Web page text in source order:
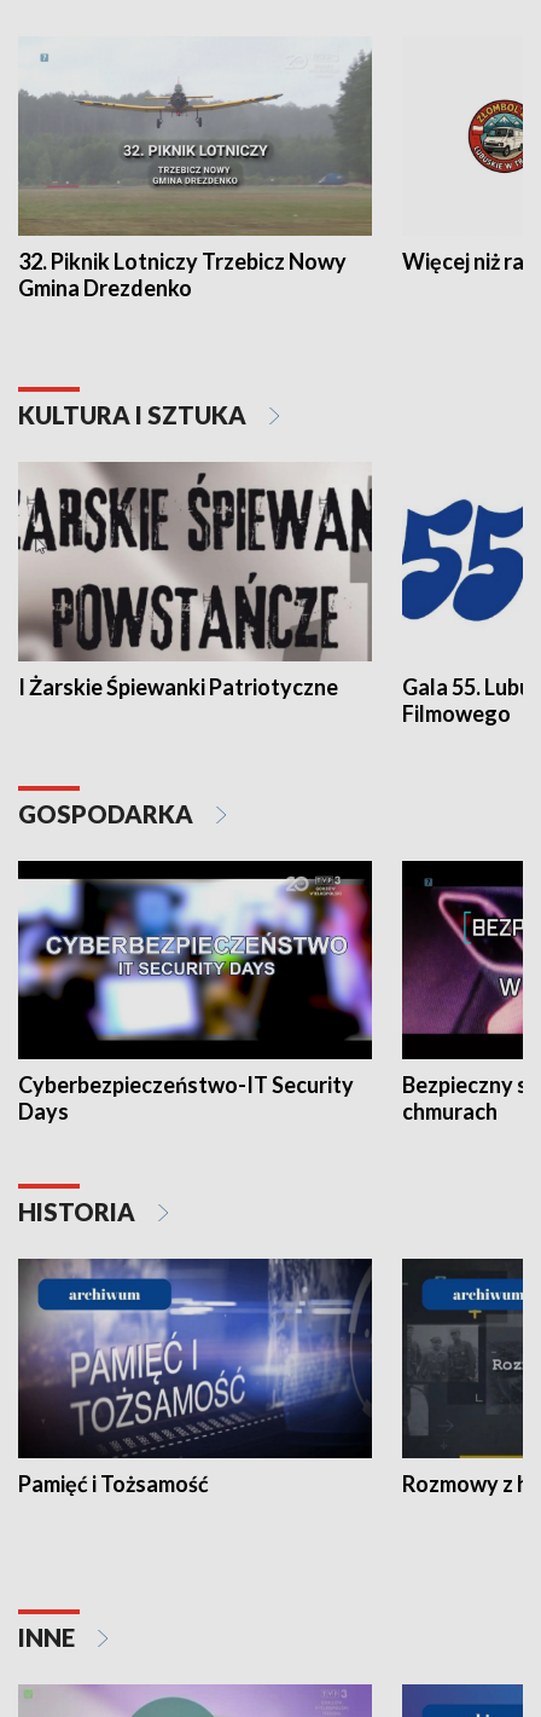
32. Piknik Lotniczy Trzebicz Nowy
Gmina Drezdenko
Więcej niż rajd
KULTURA I SZTUKA
I Żarskie Śpiewanki Patriotyczne
Gala 55.
Filmowego
GOSPODARKA
Cyberbezpieczeństwo-IT Security
Days
Bezpieczny
chmurach
HISTORIA
Pamięć i Tożsamość Rozmowy z
INNE